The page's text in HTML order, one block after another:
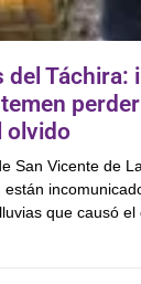
del Táchira:
olvido
San Vicente de
que causó el